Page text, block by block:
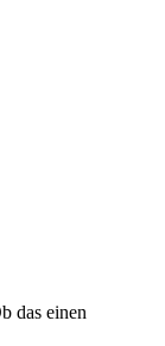
das einen